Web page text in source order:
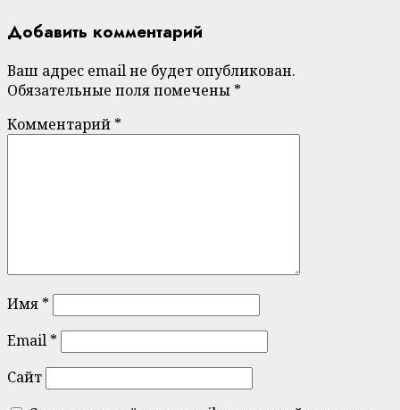
Добавить комментарий
Ваш адрес email не будет опубликован.
Обязательные поля помечены *
Комментарий *
Имя *
Email *
Сайт